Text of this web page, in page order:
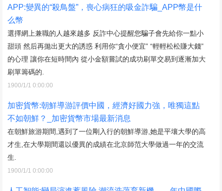
APP:變異的“殺鳥盤”，喪心病狂的吸金詐騙_APP幣是什
么幣
選擇網上兼職的人越來越多 反詐中心提醒您騙子會先給你一點小
甜頭 然后再拋出更大的誘惑 利用你“貪小便宜” “輕輕松松賺大錢”
的心理 讓你在短時間內 從小金額嘗試的成功刷單交易到逐漸加大
刷單籌碼的.
1900/1/1 0:00:00
加密貨幣:朝鮮導游評價中國，經濟好國力強，唯獨這點
不如朝鮮？_加密貨幣市場最新消息
在朝鮮旅游期間,遇到了一位剛入行的朝鮮導游,她是平壤大學的高
才生,在大學期間還以優異的成績在北京師范大學做過一年的交流
生.
1900/1/1 0:00:00